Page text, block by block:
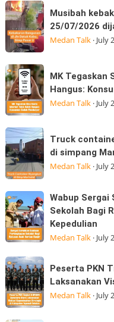
dan
Moto
GP
Edition
hadir
Musibah
kebakaran
yabg
tarjadi
sore
hari
ini
25/07/2026
Datuk
Kabu,
Pasar
Musibah
25/07/2026
Medan Talk· July
MK
Tegaskan
Sisa
Kuota
Internet
Tidak
Boleh
Hangus:
Sudah
Membayar
MK
MK Tegaskan
Hangus:
Medan Talk· July
Truck
container
tidak
tarik
pada
saat
tanjakan
di
Marindal
dijalan
Tritura
Truck
di simpang
Medan Talk· July
Wabup
Sergai
Serahkan
Bantuan
Perlengkapan
Sekolah
Bagi
Ratusan
Anak
Wabup Sergai
Sekolah Bagi
Kepedulian
Medan Talk· July
Peserta
PKN
Tingkat
II
Peserta PKN
Laksanakan
Medan Talk· July